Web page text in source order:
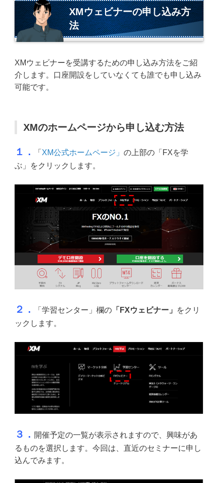
XMウェビナーの申し込み方
法
XMウェビナーを受講するための申し込み方法をご紹
介します。口座開設をしていなくても誰でも申し込み
可能です。
XMのホームページから申し込む方法
１． 「 XM公式ホームページ」 の上部の「FXを学
ぶ」をクリックします。
２． 「学習センター」欄の 「FXウェビナー」
をクリ
ックします。
３． 開催予定の一覧が表示されますので、興味があ
るものを選択します。今回は、直近のセミナーに申し
込んでみます。